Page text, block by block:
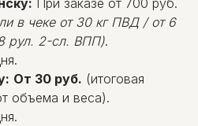
При заказе от 700 руб.
в чеке от 30 кг ПВД / от 6
рул. 2-сл. ВПП).
От 30 руб. (итоговая
объема и веса).